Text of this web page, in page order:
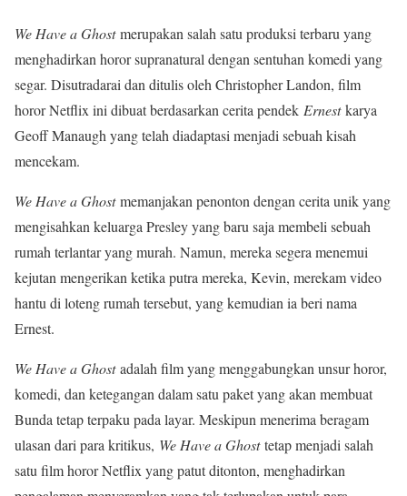
We Have a Ghostmerupakan salah satu produksi terbaru yang
menghadirkan horor supranatural dengan sentuhan komedi yang
segar. Disutradarai dan ditulis oleh Christopher Landon, film
horor Netflix ini dibuat berdasarkan cerita pendek Ernestkarya
Geoff Manaugh yang telah diadaptasi menjadi sebuah kisah
mencekam.
We Have a Ghostmemanjakan penonton dengan cerita unik yang
mengisahkan keluarga Presley yang baru saja membeli sebuah
rumah terlantar yang murah. Namun, mereka segera menemui
kejutan mengerikan ketika putra mereka, Kevin, merekam video
hantu di loteng rumah tersebut, yang kemudian ia beri nama
Ernest.
We Have a Ghostadalah film yang menggabungkan unsur horor,
komedi, dan ketegangan dalam satu paket yang akan membuat
Bunda tetap terpaku pada layar. Meskipun menerima beragam
ulasan dari para kritikus, We Have a Ghosttetap menjadi salah
satu film horor Netflix yang patut ditonton, menghadirkan